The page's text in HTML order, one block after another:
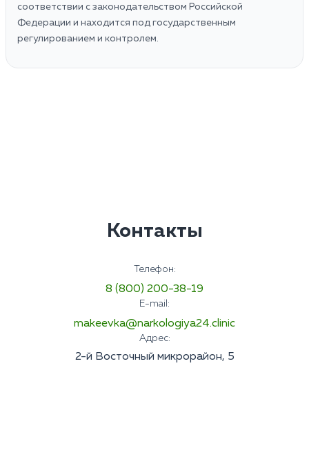
соответствии с законодательством Российской
Федерации и находится под государственным
регулированием и контролем.
Контакты
Телефон:
8 (800) 200-38-19
E-mail:
makeevka@narkologiya24.clinic
Адрес:
2-й Восточный микрорайон, 5